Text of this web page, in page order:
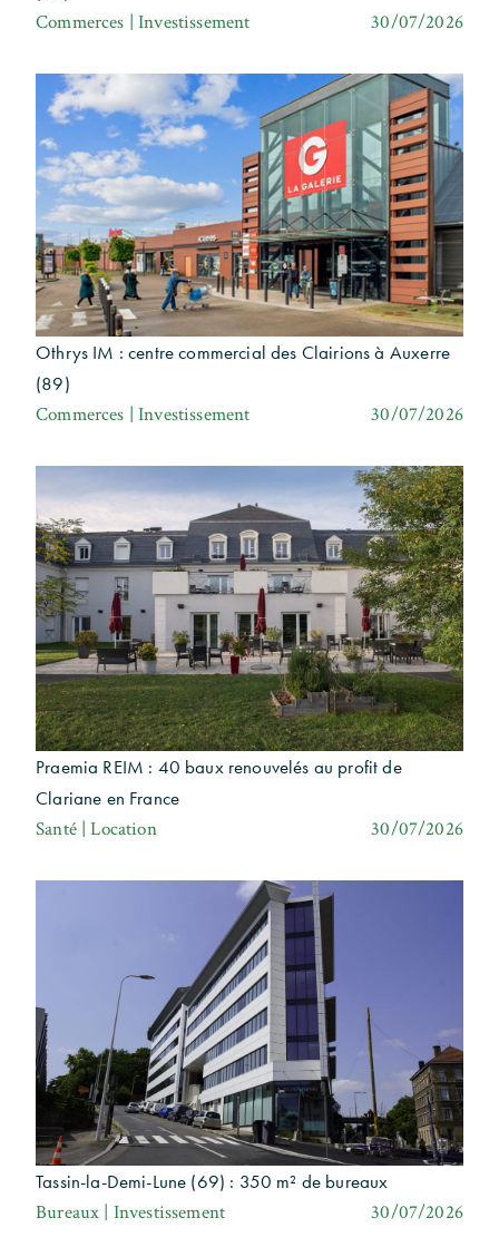
Commerces | Investissement 30/07/2026
Othrys IM : centre commercial des Clairions à Auxerre
(89)
Commerces | Investissement 30/07/2026
Praemia REIM : 40 baux renouvelés au profit de
Clariane en France
Santé | Location 30/07/2026
Tassin-la-Demi-Lune (69) : 350 m² de bureaux
Bureaux | Investissement 30/07/2026